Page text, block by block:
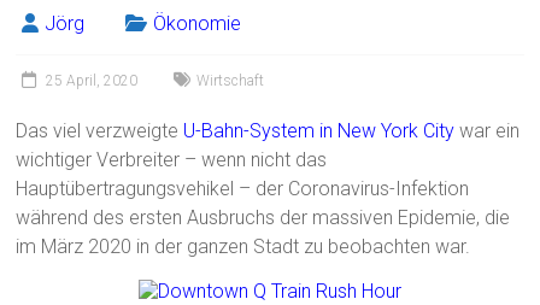
Jörg Ökonomie
25 April, 2020 Wirtschaft
Das viel verzweigte U-Bahn-System in New York City war ein
wichtiger Verbreiter – wenn nicht das
Hauptübertragungsvehikel – der Coronavirus-Infektion
während des ersten Ausbruchs der massiven Epidemie, die
im März 2020 in der ganzen Stadt zu beobachten war.